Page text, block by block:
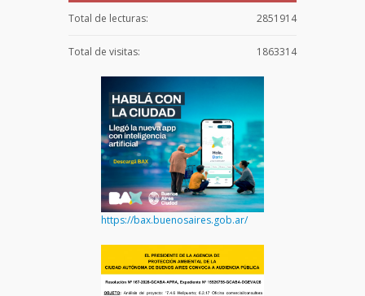
2851914
Total de lecturas:
1863314
Total de visitas:
https://bax.buenosaires.gob.ar/